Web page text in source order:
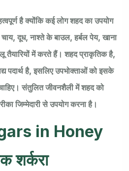
है क्योंकि कई लोग शहद का उपयोग
चाय, दूध, नाश्ते के बाउल, हर्बल पेय, खाना
तैयारियों में करते हैं। शहद प्राकृतिक है,
पदार्थ है, इसलिए उपभोक्ताओं को इसके
संतुलित जीवनशैली में शहद को
जिम्मेदारी से उपयोग करना है।
in Honey
शर्करा